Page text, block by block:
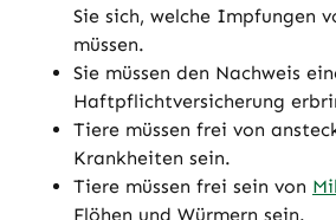
Sie sich, welche Impfungen
müssen.
Sie müssen den Nachweis
Haftpflichtversicherung
Tiere müssen frei von
Krankheiten sein.
Tiere müssen frei sein von
Flöhen und Würmern sein.